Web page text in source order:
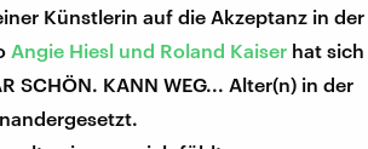
Künstlerin auf die Akzeptanz in der
Angie Hiesl und Roland Kaiser hat sich
SCHÖN. KANN WEG... Alter(n) in der